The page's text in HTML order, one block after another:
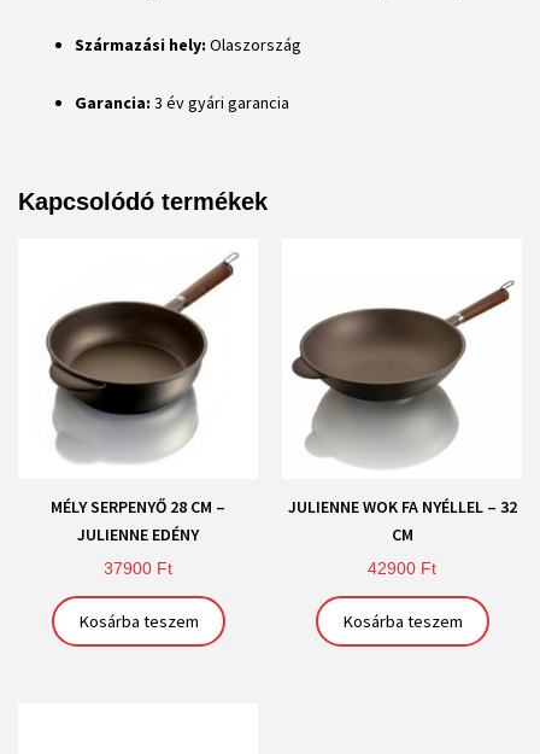
Származási hely: Olaszország
Garancia: 3 év gyári garancia
Kapcsolódó termékek
MÉLY SERPENYŐ 28 CM –
JULIENNE EDÉNY
37900 Ft
Kosárba teszem
JULIENNE WOK FA NYÉLLEL – 32
CM
42900 Ft
Kosárba teszem